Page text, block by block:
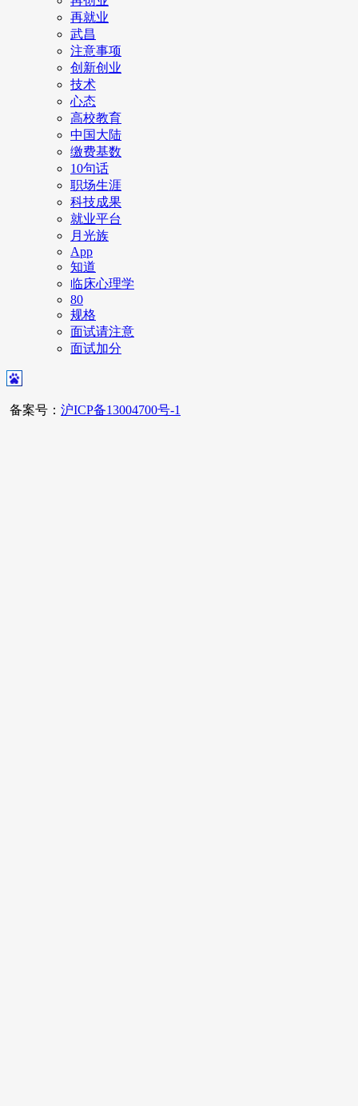
再就业
武昌
注意事项
创新创业
技术
心态
高校教育
中国大陆
缴费基数
10句话
职场生涯
科技成果
就业平台
月光族
App
知道
临床心理学
80
规格
面试请注意
面试加分
备案号： 沪ICP备13004700号-1